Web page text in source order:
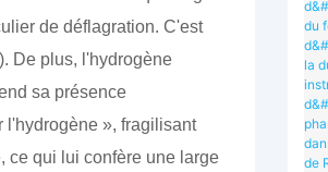
de déflagration. C'est
De plus, l'hydrogène
sa présence
l'hydrogène », fragilisant
ce qui lui confère une large